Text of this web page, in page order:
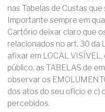
nas Tabelas de Custas
Importante sempre em
Cartório deixar claro que
relacionados no art. 30 da
afixar em LOCAL
público, as TABELAS de
observar os
dos atos do seu ofício e c)
percebidos.